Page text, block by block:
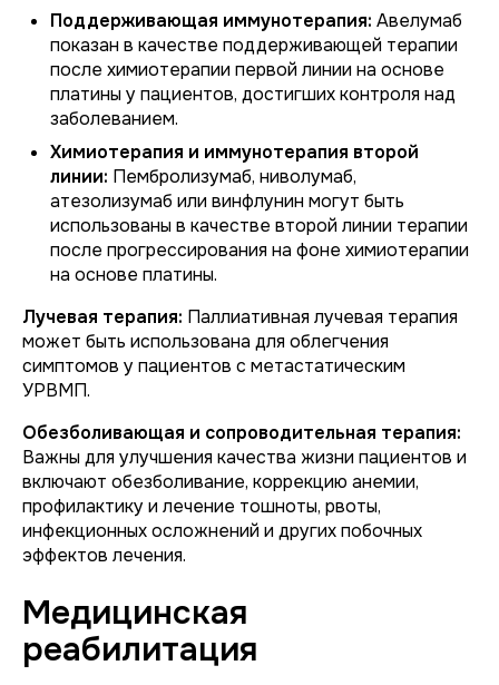
Поддерживающая иммунотерапия: Авелумаб
показан в качестве поддерживающей терапии
после химиотерапии первой линии на основе
платины у пациентов, достигших контроля над
заболеванием.
Химиотерапия и иммунотерапия второй
линии: Пембролизумаб, ниволумаб,
атезолизумаб или винфлунин могут быть
использованы в качестве второй линии терапии
после прогрессирования на фоне химиотерапии
на основе платины.
Лучевая терапия: Паллиативная лучевая терапия
может быть использована для облегчения
симптомов у пациентов с метастатическим
УРВМП.
Обезболивающая и сопроводительная терапия:
Важны для улучшения качества жизни пациентов и
включают обезболивание, коррекцию анемии,
профилактику и лечение тошноты, рвоты,
инфекционных осложнений и других побочных
эффектов лечения.
Медицинская
реабилитация